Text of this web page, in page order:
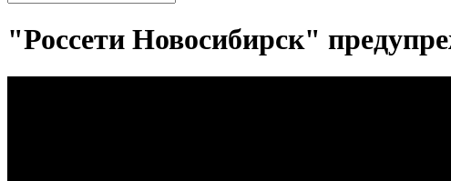
"Россети Новосибирск"